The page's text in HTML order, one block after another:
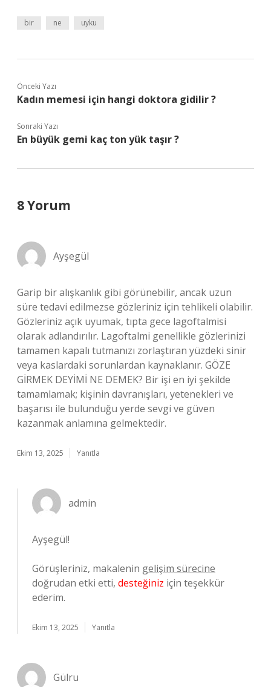
bir ne uyku
Önceki Yazı
Kadın memesi için hangi doktora gidilir ?
Sonraki Yazı
En büyük gemi kaç ton yük taşır ?
8 Yorum
Ayşegül
Garip bir alışkanlık gibi görünebilir, ancak uzun
süre tedavi edilmezse gözleriniz için tehlikeli olabilir.
Gözleriniz açık uyumak, tıpta gece lagoftalmisi
olarak adlandırılır. Lagoftalmi genellikle gözlerinizi
tamamen kapalı tutmanızı zorlaştıran yüzdeki sinir
veya kaslardaki sorunlardan kaynaklanır. GÖZE
GİRMEK DEYİMİ NE DEMEK? Bir işi en iyi şekilde
tamamlamak; kişinin davranışları, yetenekleri ve
başarısı ile bulunduğu yerde sevgi ve güven
kazanmak anlamına gelmektedir.
Ekim 13, 2025 Yanıtla
admin
Ayşegül!
Görüşleriniz, makalenin gelişim sürecine
doğrudan etki etti, desteğiniz için teşekkür
ederim.
Ekim 13, 2025 Yanıtla
Gülru